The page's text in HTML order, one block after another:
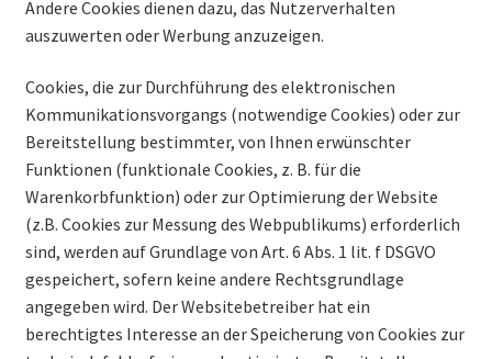
Andere Cookies dienen dazu, das Nutzerverhalten
auszuwerten oder Werbung anzuzeigen.
Cookies, die zur Durchführung des elektronischen
Kommunikationsvorgangs (notwendige Cookies) oder zur
Bereitstellung bestimmter, von Ihnen erwünschter
Funktionen (funktionale Cookies, z. B. für die
Warenkorbfunktion) oder zur Optimierung der Website
(z.B. Cookies zur Messung des Webpublikums) erforderlich
sind, werden auf Grundlage von Art. 6 Abs. 1 lit. f DSGVO
gespeichert, sofern keine andere Rechtsgrundlage
angegeben wird. Der Websitebetreiber hat ein
berechtigtes Interesse an der Speicherung von Cookies zur